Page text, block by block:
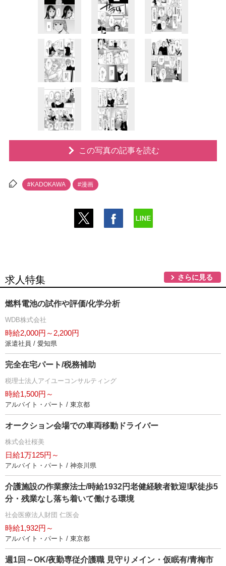
この写真の記事を読む
#KADOKAWA #漫画
求人特集 さらに見る
燃料電池の試作や評価/化学分析
WDB株式会社
時給2,000円～2,200円
派遣社員 / 愛知県
完全在宅パート/税務補助
税理士法人アイユーコンサルティング
時給1,500円～
アルバイト・パート / 東京都
オークション会場での車両移動ドライバー
株式会社桜美
日給1万125円～
アルバイト・パート / 神奈川県
介護施設の作業療法士/時給1932円老健経験者歓迎!駅徒歩5
分・残業なし落ち着いて働ける環境
社会医療法人財団 仁医会
時給1,932円～
アルバイト・パート / 東京都
週1回～OK/夜勤専従介護職 見守りメイン・仮眠有/青梅市